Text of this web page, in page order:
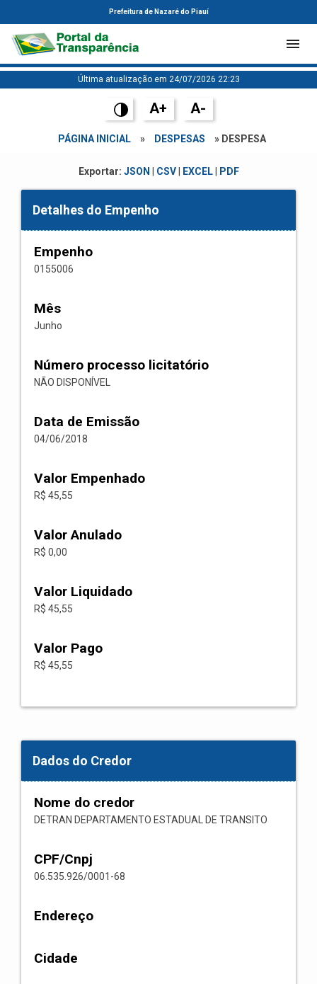
Prefeitura de Nazaré do Piauí
Última atualização em 24/07/2026 22:23
A+ A-
PÁGINA INICIAL » DESPESAS » DESPESA
Exportar: JSON CSV| EXCEL| PDF
Detalhes do Empenho
Empenho
0155006
Mês
Junho
Número processo licitatório
NÃO DISPONÍVEL
Data de Emissão
04/06/2018
Valor Empenhado
R$ 45,55
Valor Anulado
R$ 0,00
Valor Liquidado
R$ 45,55
Valor Pago
R$ 45,55
Dados do Credor
Nome do credor
DETRAN DEPARTAMENTO ESTADUAL DE TRANSITO
CPF/Cnpj
06.535.926/0001-68
Endereço
Cidade